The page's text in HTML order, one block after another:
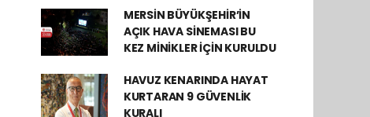
MERSİN BÜYÜKŞEHİR’İN
AÇIK HAVA SİNEMASI BU
KEZ MİNİKLER İÇİN KURULDU
HAVUZ KENARINDA HAYAT
KURTARAN 9 GÜVENLİK
KURALI